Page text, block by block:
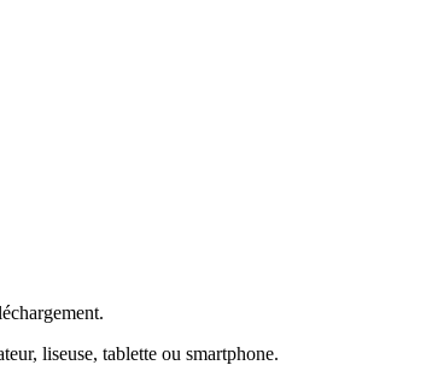
liseuse, tablette ou smartphone.